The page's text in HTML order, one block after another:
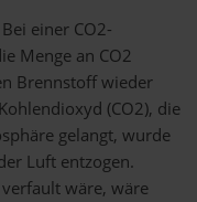
einer CO2-
Menge an CO2
Brennstoff wieder
(CO2), die
gelangt, wurde
Luft entzogen.
wäre, wäre